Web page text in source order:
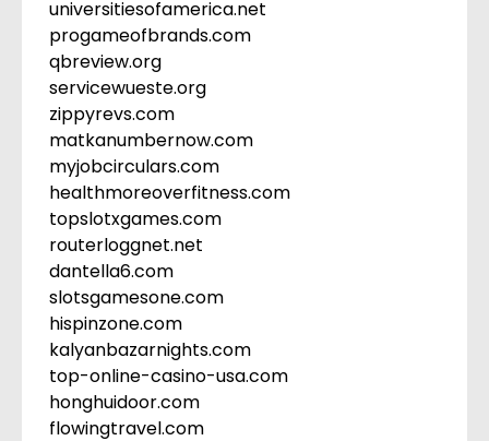
universitiesofamerica.net
progameofbrands.com
qbreview.org
servicewueste.org
zippyrevs.com
matkanumbernow.com
myjobcirculars.com
healthmoreoverfitness.com
topslotxgames.com
routerloggnet.net
dantella6.com
slotsgamesone.com
hispinzone.com
kalyanbazarnights.com
top-online-casino-usa.com
honghuidoor.com
flowingtravel.com